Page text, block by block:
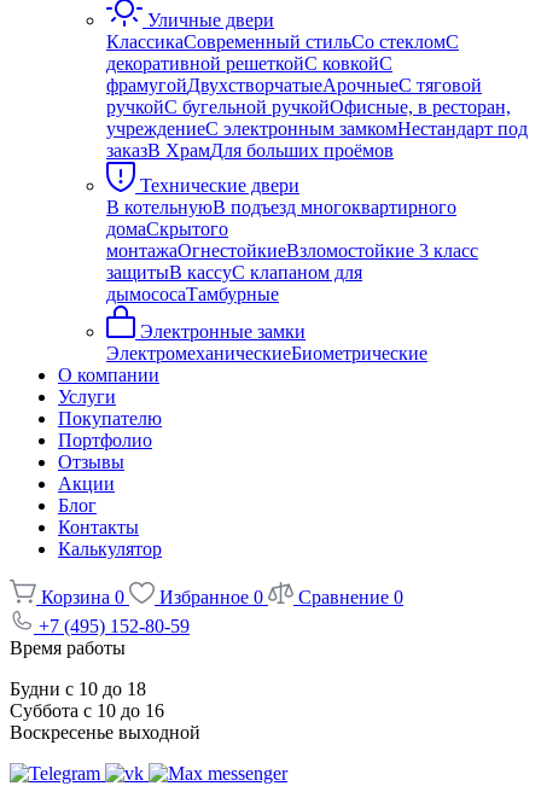
Уличные двери
КлассикаСовременный стильСо стекломС
декоративной решеткойС ковкойС
фрамугойДвухстворчатыеАрочныеС тяговой
ручкойС бугельной ручкойОфисные, в ресторан,
учреждениеС электронным замкомНестандарт под
заказВ ХрамДля больших проёмов
Технические двери
В котельнуюВ подъезд многоквартирного
домаСкрытого
монтажаОгнестойкиеВзломостойкие 3 класс
защитыВ кассуС клапаном для
дымососаТамбурные
Электронные замки
ЭлектромеханическиеБиометрические
О компании
Услуги
Покупателю
Портфолио
Отзывы
Акции
Блог
Контакты
Калькулятор
Корзина 0 Избранное 0 Сравнение 0
+7 (495) 152-80-59
Время работы
Будни с 10 до 18
Суббота с 10 до 16
Воскресенье выходной